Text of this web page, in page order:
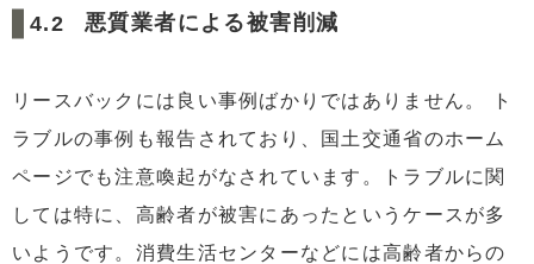
悪質業者による被害削減
リースバックには良い事例ばかりではありません。 ト
ラブルの事例も報告されており、国土交通省のホーム
ページでも注意喚起がなされています。トラブルに関
しては特に、高齢者が被害にあったというケースが多
いようです。消費生活センターなどには高齢者からの